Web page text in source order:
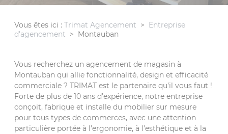
Vous êtes ici : Trimat Agencement > Entreprise
d'agencement > Montauban
Vous recherchez un agencement de magasin à
Montauban qui allie fonctionnalité, design et efficacité
commerciale ? TRIMAT est le partenaire qu’il vous faut !
Forte de plus de 10 ans d’expérience, notre entreprise
conçoit, fabrique et installe du mobilier sur mesure
pour tous types de commerces, avec une attention
particulière portée à l’ergonomie, à l’esthétique et à la